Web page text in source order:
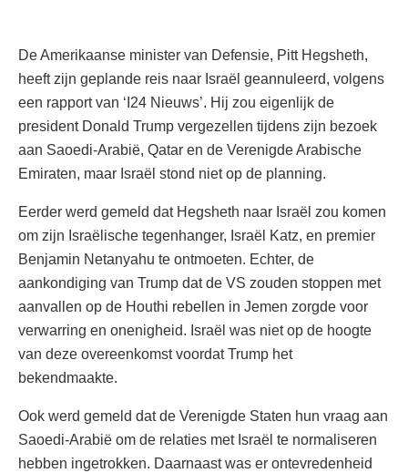
De Amerikaanse minister van Defensie, Pitt Hegsheth,
heeft zijn geplande reis naar Israël geannuleerd, volgens
een rapport van ‘I24 Nieuws’. Hij zou eigenlijk de
president Donald Trump vergezellen tijdens zijn bezoek
aan Saoedi-Arabië, Qatar en de Verenigde Arabische
Emiraten, maar Israël stond niet op de planning.
Eerder werd gemeld dat Hegsheth naar Israël zou komen
om zijn Israëlische tegenhanger, Israël Katz, en premier
Benjamin Netanyahu te ontmoeten. Echter, de
aankondiging van Trump dat de VS zouden stoppen met
aanvallen op de Houthi rebellen in Jemen zorgde voor
verwarring en onenigheid. Israël was niet op de hoogte
van deze overeenkomst voordat Trump het
bekendmaakte.
Ook werd gemeld dat de Verenigde Staten hun vraag aan
Saoedi-Arabië om de relaties met Israël te normaliseren
hebben ingetrokken. Daarnaast was er ontevredenheid